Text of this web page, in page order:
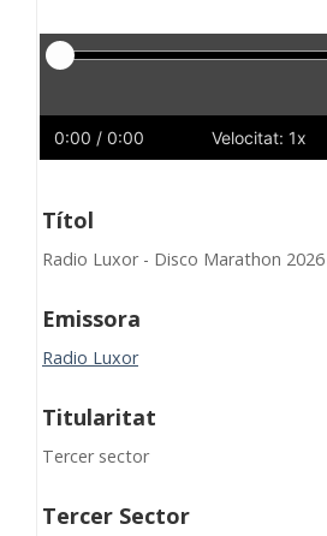
Reproductor
0:00 / 0:00 Velocitat: 1x
Títol
Radio Luxor - Disco Marathon 2026
Emissora
Radio Luxor
Titularitat
Tercer sector
Tercer Sector